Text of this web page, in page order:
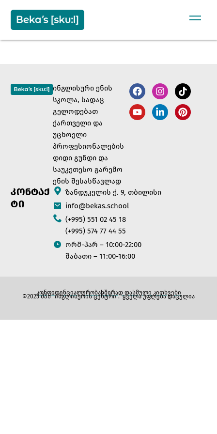
ინგლისური ენის
სკოლა, სადაც
გელოდებათ
ქართველი და
უცხოელი
პროფესიონალების
დიდი გუნდი და
საუკეთესო გარემო
ენის შესასწავლად
ᲙᲝᲜᲢᲐᲥ
ᲢᲘ
ზანდუკელის ქ. 9, თბილისი
info@bekas.school
(+995) 551 02 45 18
(+995) 574 77 44 55
ორშ-პარ – 10:00-22:00
შაბათი – 11:00-16:00
ᲙᲝᲜᲤᲘᲓᲔᲜᲪᲘᲐᲚᲣᲠᲝᲑᲐᲮᲨᲘᲠᲐᲓ ᲓᲐᲡᲛᲣᲚᲘ ᲙᲘᲗᲮᲕᲔᲑᲘ
©2025შპს “ინგლისურის ცენტრი”. ყველა უფლება დაცულია
Sign in
Remember me
SIGN UP
Already have an account?Sign in